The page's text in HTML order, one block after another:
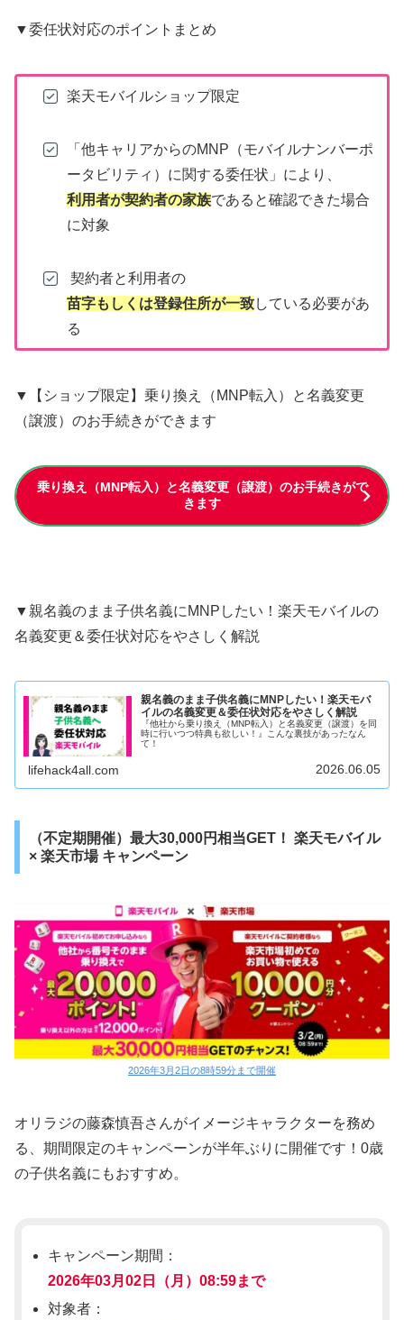
▼委任状対応のポイントまとめ
楽天モバイルショップ限定
「他キャリアからのMNP（モバイルナンバーポ
ータビリティ）に関する委任状」により、
利用者が契約者の家族であると確認できた場合
に対象
契約者と利⽤者の
苗字もしくは登録住所が一致している必要があ
る
▼【ショップ限定】乗り換え（MNP転入）と名義変更
（譲渡）のお手続きができます
乗り換え（MNP転入）と名義変更（譲渡）のお手続きがで
きます
▼親名義のまま子供名義にMNPしたい！楽天モバイルの
名義変更＆委任状対応をやさしく解説
親名義のまま子供名義にMNPしたい！楽天モバ
イルの名義変更＆委任状対応をやさしく解説
『他社から乗り換え（MNP転入）と名義変更（譲渡）を同
時に行いつつ特典も欲しい！』こんな裏技があったなん
て！
lifehack4all.com 2026.06.05
（不定期開催）最大30,000円相当GET！ 楽天モバイル
× 楽天市場 キャンペーン
2026年3月2日の8時59分まで開催
オリラジの藤森慎吾さんがイメージキャラクターを務め
る、期間限定のキャンペーンが半年ぶりに開催です！0歳
の子供名義にもおすすめ。
キャンペーン期間：
2026年03月02日（月）08:59まで
対象者：